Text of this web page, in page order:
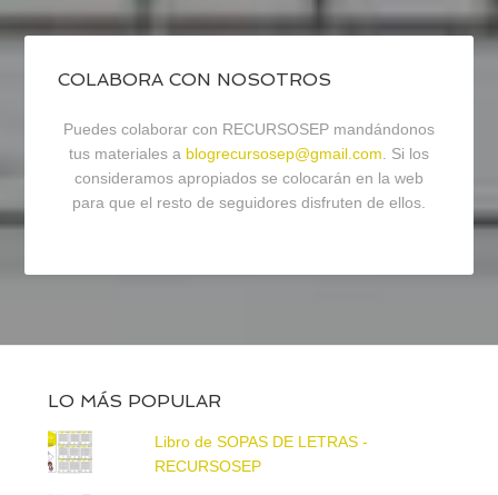
COLABORA CON NOSOTROS
Puedes colaborar con RECURSOSEP mandándonos
tus materiales a blogrecursosep@gmail.com. Si los
consideramos apropiados se colocarán en la web
para que el resto de seguidores disfruten de ellos.
LO MÁS POPULAR
Libro de SOPAS DE LETRAS -
RECURSOSEP